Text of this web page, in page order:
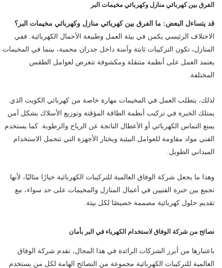
الفرق بين كهربائي منازل وكهربائي مخيمات البر
قد يتساءل البعض: ما الفرق بين كهربائي منازل وكهربائي مخيمات البر؟
الاختلاف الرئيسي يكمن في بيئة العمل وطبيعة الأحمال الكهربائية. ففي
المنازل، تكون التركيبات ثابتة وآمنة داخل جدران محمية، بينما في المخيمات
يعتمد العمل على أنظمة متنقلة ومكشوفة تتعرض لعوامل الطقس
المختلفة.
لذلك، يتطلب العمل في المخيمات مهارة خاصة من كهربائي الكويت الذي
يمتلك الخبرة في تركيب أنظمة الطاقة المؤقتة وتوزيع الأسلاك بشكل آمن
يمنع التماس الكهربائي أو الأعطال الناتجة عن الرياح والرطوبة. كما يستخدم
الفني مواد مقاومة للعوامل البيئية ويختار الأجهزة التي تتحمل الاستخدام
الميداني الطويل.
وهذا ما يجعل شركة الوفاق العالمية للتركيبات الكهربائية خيارًا مثاليًا، لأنها
تجمع بين خبرة الفنيين في أعمال المنازل والمخيمات على حد سواء، مع
تقديم حلول كهربائية مصممة خصيصًا لكل بيئة.
نصائح من شركة الوفاق لاستخدام الكهرباء في البر بأمان
باعتبارها من أبرز الشركات الرائدة في هذا المجال، تقدم شركة الوفاق
العالمية للتركيبات الكهربائية مجموعة من النصائح الهامة لكل من يستخدم